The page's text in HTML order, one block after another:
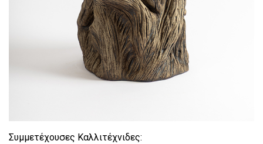
Συμμετέχουσες Καλλιτέχνιδες: